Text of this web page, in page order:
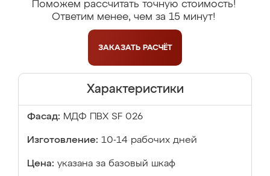
Поможем рассчитать точную стоимость!
Ответим менее, чем за 15 минут!
ЗАКАЗАТЬ РАСЧЁТ
Характеристики
Фасад: МДФ ПВХ SF 026
Изготовление: 10-14 рабочих дней
Цена: указана за базовый шкаф